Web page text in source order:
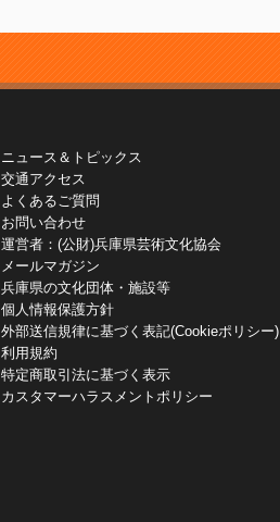
ニュース＆トピックス
交通アクセス
よくあるご質問
お問い合わせ
運営者：(公財)兵庫県芸術文化協会
メールマガジン
兵庫県の文化団体・施設等
個人情報保護方針
外部送信規律に基づく表記(Cookieポリシー)
利用規約
特定商取引法に基づく表示
カスタマーハラスメントポリシー